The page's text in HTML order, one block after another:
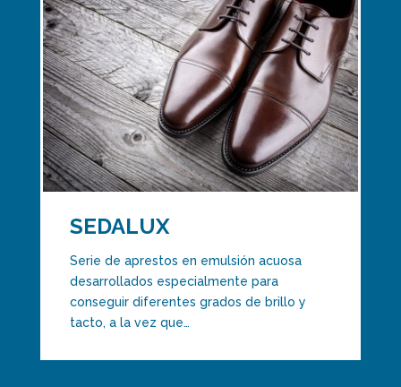
SEDALUX
Serie de aprestos en emulsión acuosa
desarrollados especialmente para
conseguir diferentes grados de brillo y
tacto, a la vez que…